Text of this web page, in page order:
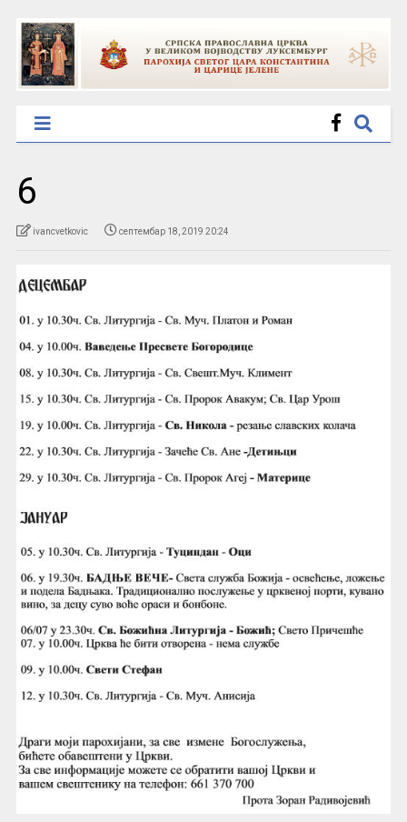
6
ivancvetkovic септембар 18, 2019 20:24